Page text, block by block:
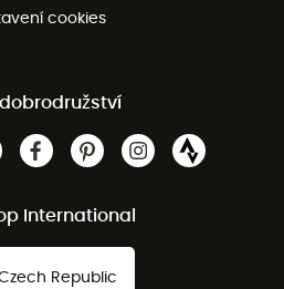
cookies
dobrodružství
International
Republic